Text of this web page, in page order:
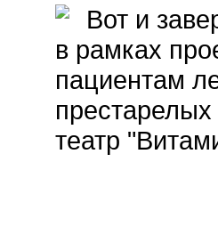
Вот и
в рамках
пациентам
театр